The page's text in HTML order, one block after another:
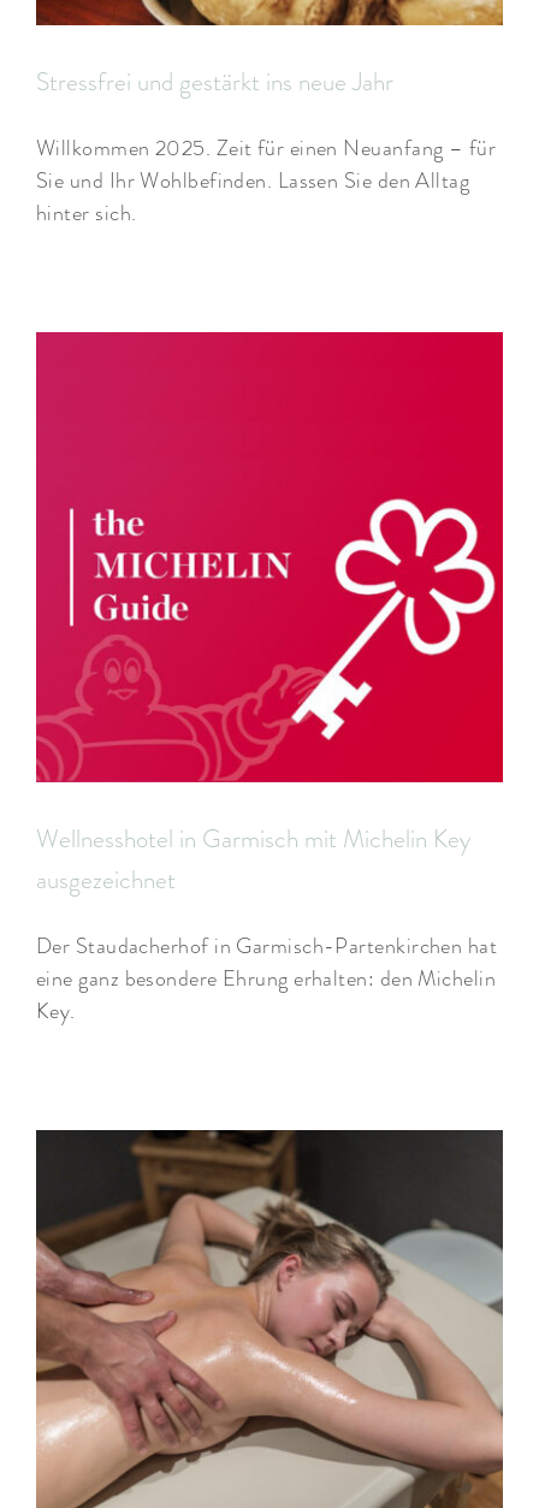
Stressfrei und gestärkt ins neue Jahr
Willkommen 2025. Zeit für einen Neuanfang – für
Sie und Ihr Wohlbefinden. Lassen Sie den Alltag
hinter sich.
Wellnesshotel in Garmisch mit Michelin Key
ausgezeichnet
Der Staudacherhof in Garmisch-Partenkirchen hat
eine ganz besondere Ehrung erhalten: den Michelin
Key.